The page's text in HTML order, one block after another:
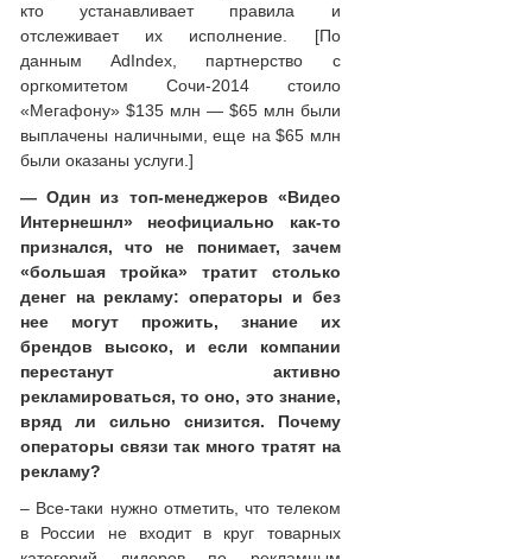
кто устанавливает правила и
отслеживает их исполнение. [По
данным AdIndex, партнерство с
оргкомитетом Сочи-2014 стоило
«Мегафону» $135 млн — $65 млн были
выплачены наличными, еще на $65 млн
были оказаны услуги.]
— Один из топ-менеджеров «Видео
Интернешнл» неофициально как-то
признался, что не понимает, зачем
«большая тройка» тратит столько
денег на рекламу: операторы и без
нее могут прожить, знание их
брендов высоко, и если компании
перестанут активно
рекламироваться, то оно, это знание,
вряд ли сильно снизится. Почему
операторы связи так много тратят на
рекламу?
– Все-таки нужно отметить, что телеком
в России не входит в круг товарных